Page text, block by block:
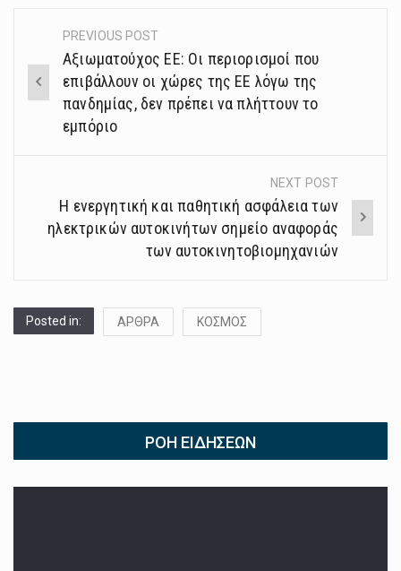
Post
navigation
PREVIOUS POST
Aξιωματούχος ΕΕ: Οι περιορισμοί που
επιβάλλουν οι χώρες της ΕΕ λόγω της
πανδημίας, δεν πρέπει να πλήττουν το
εμπόριο
NEXT POST
Η ενεργητική και παθητική ασφάλεια των
ηλεκτρικών αυτοκινήτων σημείο αναφοράς
των αυτοκινητοβιομηχανιών
Posted in: ΑΡΘΡΑ ΚΟΣΜΟΣ
ΡΟΉ ΕΙΔΉΣΕΩΝ